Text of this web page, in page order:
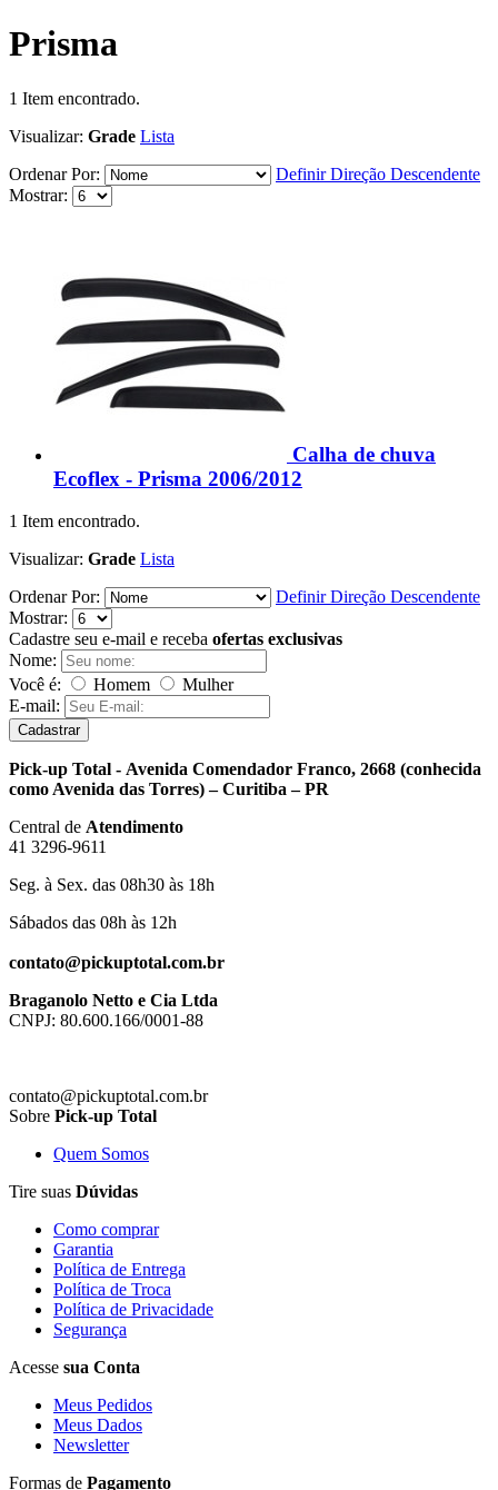
Prisma
1 Item encontrado.
Visualizar: Grade Lista
Ordenar Por:
Definir Direção Descendente
Mostrar:
Calha de chuva
Ecoflex - Prisma 2006/2012
1 Item encontrado.
Visualizar: Grade Lista
Ordenar Por:
Definir Direção Descendente
Mostrar:
Cadastre seu e-mail e receba ofertas exclusivas
Nome:
Você é:
Homem
Mulher
E-mail:
Cadastrar
Pick-up Total - Avenida Comendador Franco, 2668 (conhecida
como Avenida das Torres) – Curitiba – PR
Central de Atendimento
41 3296-9611
Seg. à Sex. das 08h30 às 18h
Sábados das 08h às 12h
contato@pickuptotal.com.br
Braganolo Netto e Cia Ltda
CNPJ: 80.600.166/0001-88
contato@pickuptotal.com.br
Sobre Pick-up Total
Quem Somos
Tire suas Dúvidas
Como comprar
Garantia
Política de Entrega
Política de Troca
Política de Privacidade
Segurança
Acesse sua Conta
Meus Pedidos
Meus Dados
Newsletter
Formas de Pagamento